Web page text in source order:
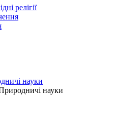
релігії
науки
науки